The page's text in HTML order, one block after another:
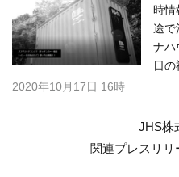
時情
途で
ナハ
日の
2020年10月17日 16時
JHS株
関連プレスリリ